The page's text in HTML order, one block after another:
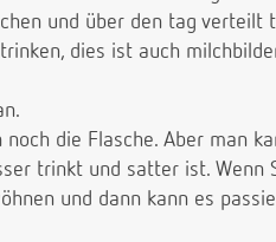
und über den tag verteilt
dies ist auch
die Flasche. Aber man
trinkt und satter ist. Wenn
und dann kann es